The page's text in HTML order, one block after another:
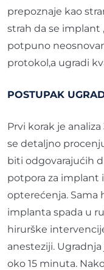
prepoznaje kao
strah da se implant
potpuno
protokol,a ugradi
POSTUPAK
Prvi korak je
se detaljno
biti odgovarajućih
potpora za implant
opterećenja. Sama
implanta spada u
hirurške
anesteziji.
oko 15 minuta.